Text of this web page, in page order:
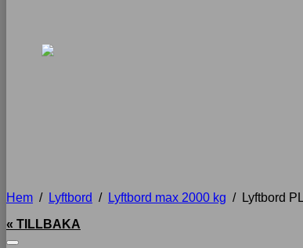
Hem / Lyftbord / Lyftbord max 2000 kg / Lyftbord
« TILLBAKA